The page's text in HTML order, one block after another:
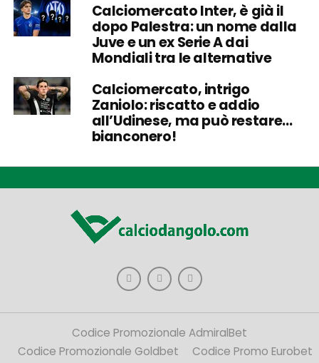
Calciomercato Inter, è già il
dopo Palestra: un nome dalla
Juve e un ex Serie A dai
Mondiali tra le alternative
Calciomercato, intrigo
Zaniolo: riscatto e addio
all’Udinese, ma può restare…
bianconero!
Codice Promozionale AdmiralBet
Codice Promozionale Goldbet
Codice Promo Eurobet